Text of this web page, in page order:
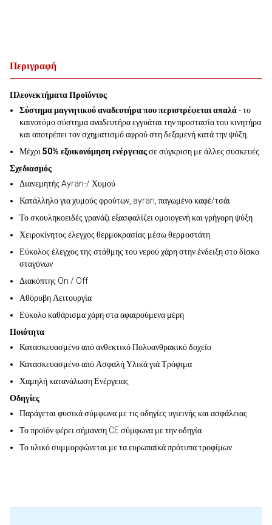
Περιγραφή
Πλεονεκτήματα Προϊόντος
Σύστημα μαγνητικού αναδευτήρα που περιστρέφεται απαλά- το
καινοτόμο σύστημα αναδευτήρα εγγυάται την προστασία του κινητήρα
και αποτρέπει τον σχηματισμό αφρού στη δεξαμενή κατά την ψύξη.
Μέχρι 50% εξοικονόμηση ενέργειαςσε σύγκριση με άλλες συσκευές
Σχεδιασμός
Διανεμητής Ayran-/ Χυμού
Κατάλληλο για χυμούς φρούτων, ayran, παγωμένο καφέ/τσάι
Το σκουληκοειδές γρανάζι εξασφαλίζει ομοιογενή και γρήγορη ψύξη
Χειροκίνητος έλεγχος θερμοκρασίας μέσω θερμοστάτη
Εύκολος έλεγχος της στάθμης του νερού χάρη στην ένδειξη στο δίσκο
σταγόνων
Διακόπτης On / Off
Αθόρυβη Λειτουργία
Εύκολο καθάρισμα χάρη στα αφαιρούμενα μέρη
Ποιότητα
Κατασκευασμένο από ανθεκτικό Πολυανθρακικό δοχείο
Κατασκευασμένο από Ασφαλή Υλικά γιά Τρόφιμα
Χαμηλή κατανάλωση Ενέργειας
Οδηγίες
Παράγεται φυσικά σύμφωνα με τις οδηγίες υγιεινής και ασφάλειας
Το προϊόν φέρει σήμανση CE σύμφωνα με την οδηγία
Το υλικό συμμορφώνεται με τα ευρωπαϊκά πρότυπα τροφίμων